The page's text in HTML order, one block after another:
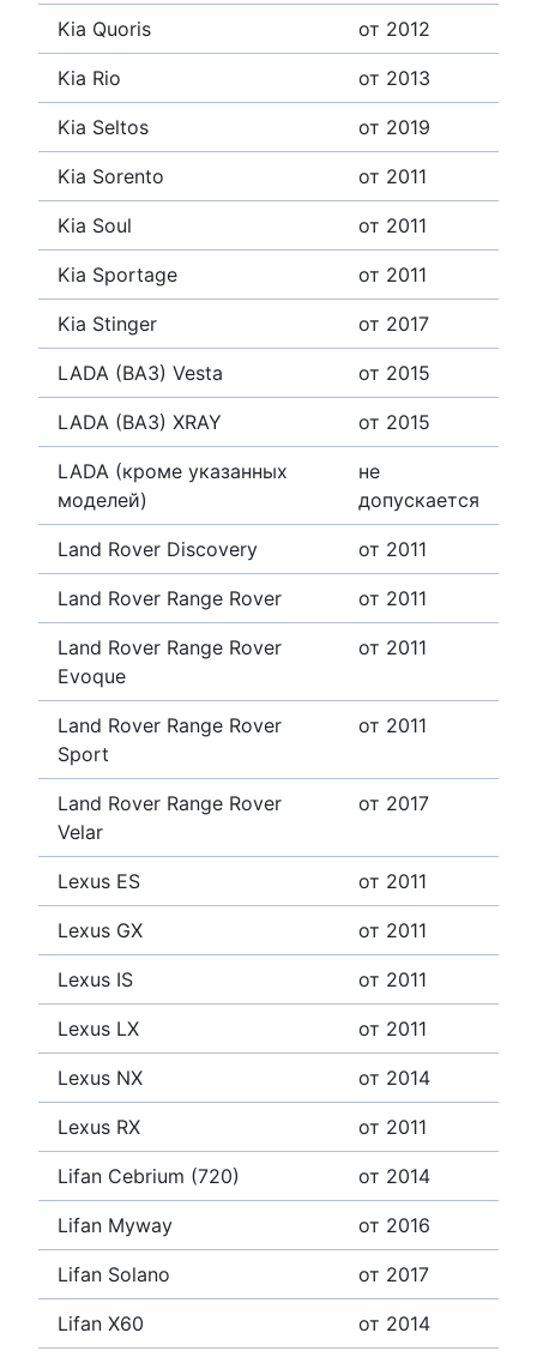
Kia Quoris от 2012
Kia Rio от 2013
Kia Seltos от 2019
Kia Sorento от 2011
Kia Soul от 2011
Kia Sportage от 2011
Kia Stinger от 2017
LADA (ВАЗ) Vesta от 2015
LADA (ВАЗ) XRAY от 2015
LADA (кроме указанных
моделей)
не
допускается
Land Rover Discovery от 2011
Land Rover Range Rover от 2011
Land Rover Range Rover
Evoque
от 2011
Land Rover Range Rover
Sport
от 2011
Land Rover Range Rover
Velar
от 2017
Lexus ES от 2011
Lexus GX от 2011
Lexus IS от 2011
Lexus LX от 2011
Lexus NX от 2014
Lexus RX от 2011
Lifan Cebrium (720) от 2014
Lifan Myway от 2016
Lifan Solano от 2017
Lifan X60 от 2014